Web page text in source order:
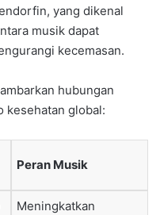
yang dikenal
musik dapat
kecemasan.
hubungan
kesehatan global:
Peran Musik
Meningkatkan